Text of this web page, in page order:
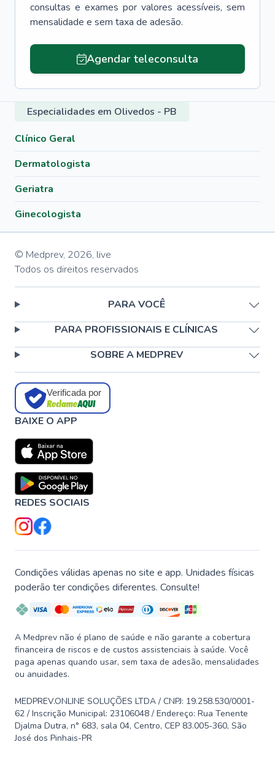
consultas e exames por valores acessíveis, sem
mensalidade e sem taxa de adesão.
Agendar teleconsulta
Especialidades em Olivedos - PB
Clínico Geral
Dermatologista
Geriatra
Ginecologista
© Medprev, 2026, live
Todos os direitos reservados
PARA VOCÊ
PARA PROFISSIONAIS E CLÍNICAS
SOBRE A MEDPREV
Verificada por
BAIXE O APP
REDES SOCIAIS
Condições válidas apenas no site e app. Unidades físicas
poderão ter condições diferentes. Consulte!
A Medprev não é plano de saúde e não garante a cobertura
financeira de riscos e de custos assistenciais à saúde. Você
paga apenas quando usar, sem taxa de adesão, mensalidades
ou anuidades.
MEDPREV.ONLINE SOLUÇÕES LTDA / CNPJ: 19.258.530/0001-
62 / Inscrição Municipal: 23106048 / Endereço: Rua Tenente
Djalma Dutra, n° 683, sala 04, Centro, CEP 83.005-360, São
José dos Pinhais-PR